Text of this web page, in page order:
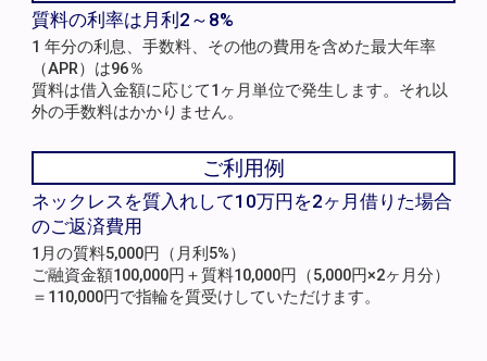
質料の利率は月利2～8%
1 年分の利息、手数料、その他の費用を含めた最大年率
（APR）は96％
質料は借入金額に応じて1ヶ月単位で発生します。それ以
外の手数料はかかりません。
ご利用例
ネックレスを質入れして10万円を2ヶ月借りた場合
のご返済費用
1月の質料5,000円（月利5%）
ご融資金額100,000円＋質料10,000円（5,000円×2ヶ月分）
＝110,000円で指輪を質受けしていただけます。